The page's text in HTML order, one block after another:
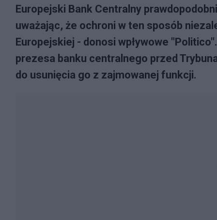
Europejski Bank Centralny
uważając, że ochroni w ten sposób
Europejskiej - donosi wpływowe
prezesa banku centralnego przed
do usunięcia go z zajmowanej funkcji.